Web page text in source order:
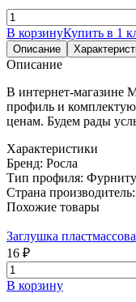
В корзинуКупить в 1
Описание
Описание
В интернет-
профиль и
ценам. Будем рады
Характеристики
Бренд: Росла
Тип профиля:
Страна производитель:
Похожие товары
Заглушка
16 ₽
В корзину